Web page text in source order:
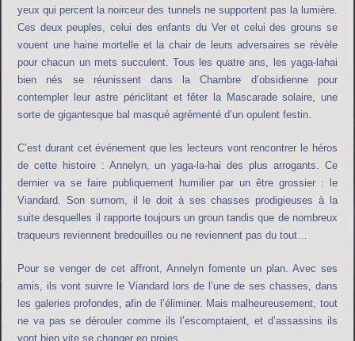
yeux qui percent la noirceur des tunnels ne supportent pas la lumière.
Ces deux peuples, celui des enfants du Ver et celui des grouns se
vouent une haine mortelle et la chair de leurs adversaires se révèle
pour chacun un mets succulent. Tous les quatre ans, les yaga-lahai
bien nés se réunissent dans la Chambre d’obsidienne pour
contempler leur astre périclitant et fêter la Mascarade solaire, une
sorte de gigantesque bal masqué agrémenté d’un opulent festin.
C’est durant cet événement que les lecteurs vont rencontrer le héros
de cette histoire : Annelyn, un yaga-la-hai des plus arrogants. Ce
dernier va se faire publiquement humilier par un être grossier : le
Viandard. Son surnom, il le doit à ses chasses prodigieuses à la
suite desquelles il rapporte toujours un groun tandis que de nombreux
traqueurs reviennent bredouilles ou ne reviennent pas du tout…
Pour se venger de cet affront, Annelyn fomente un plan. Avec ses
amis, ils vont suivre le Viandard lors de l’une de ses chasses, dans
les galeries profondes, afin de l’éliminer. Mais malheureusement, tout
ne va pas se dérouler comme ils l’escomptaient, et d’assassins ils
vont bien vite se changer en proies…